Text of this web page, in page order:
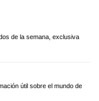
de la semana, exclusiva
útil sobre el mundo de